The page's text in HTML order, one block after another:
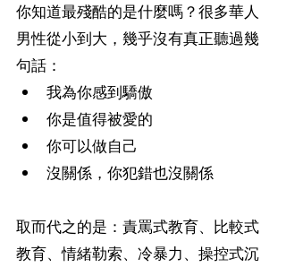
你知道最殘酷的是什麼嗎？很多華人
男性從小到大，幾乎沒有真正聽過幾
句話：
我為你感到驕傲
你是值得被愛的
你可以做自己
沒關係，你犯錯也沒關係
取而代之的是：責罵式教育、比較式
教育、情緒勒索、冷暴力、操控式沉